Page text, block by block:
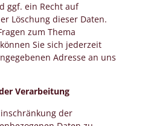
ggf. ein Recht auf
Löschung dieser Daten.
zum Thema
Sie sich jederzeit
Adresse an uns
Verarbeitung
der